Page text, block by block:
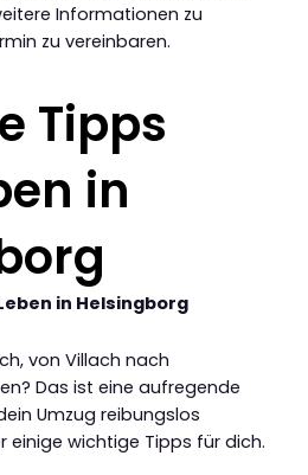
Informationen zu
zu vereinbaren.
Tipps
in
in Helsingborg
von Villach nach
Das ist eine aufregende
Umzug reibungslos
einige wichtige Tipps für dich.